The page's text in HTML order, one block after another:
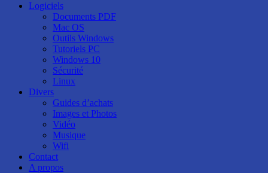
Logiciels
Documents PDF
Mac OS
Outils Windows
Tutoriels PC
Windows 10
Sécurité
Linux
Divers
Guides d’achats
Images et Photos
Vidéo
Musique
Wifi
Contact
A propos